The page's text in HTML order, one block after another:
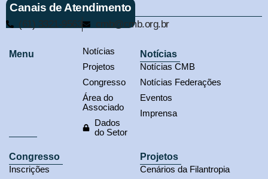
Canais de Atendimento
(61) 3321-9563 cmb@cmb.org.br
Menu
Notícias
Projetos
Congresso
Área do
Associado
Dados
do Setor
Notícias
Notícias CMB
Notícias Federações
Eventos
Imprensa
Congresso
Inscrições
Projetos
Cenários da Filantropia